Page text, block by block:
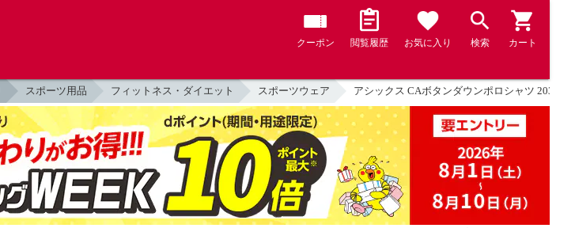
クーポン 閲覧履歴 お気に入り 検索 カート
スポーツ用品 フィットネス・ダイエット スポーツウェア アシックス CAボタンダウンポロシャツ